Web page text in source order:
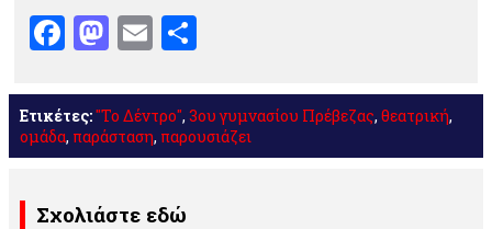
Facebook
Mastodon
Email
Ετικέτες:"Το Δέντρο", 3ου γυμνασίου Πρέβεζας, θεατρική,
ομάδα, παράσταση, παρουσιάζει
Σχολιάστε εδώ